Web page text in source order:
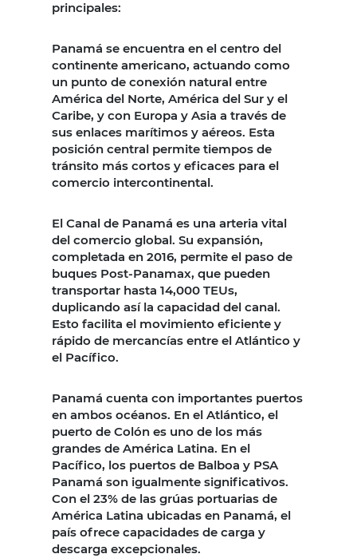
principales:
Panamá se encuentra en el centro del
continente americano, actuando como
un punto de conexión natural entre
América del Norte, América del Sur y el
Caribe, y con Europa y Asia a través de
sus enlaces marítimos y aéreos. Esta
posición central permite tiempos de
tránsito más cortos y eficaces para el
comercio intercontinental.
El Canal de Panamá es una arteria vital
del comercio global. Su expansión,
completada en 2016, permite el paso de
buques Post-Panamax, que pueden
transportar hasta 14,000 TEUs,
duplicando así la capacidad del canal.
Esto facilita el movimiento eficiente y
rápido de mercancías entre el Atlántico y
el Pacífico.
Panamá cuenta con importantes puertos
en ambos océanos. En el Atlántico, el
puerto de Colón es uno de los más
grandes de América Latina. En el
Pacífico, los puertos de Balboa y PSA
Panamá son igualmente significativos.
Con el 23% de las grúas portuarias de
América Latina ubicadas en Panamá, el
país ofrece capacidades de carga y
descarga excepcionales.